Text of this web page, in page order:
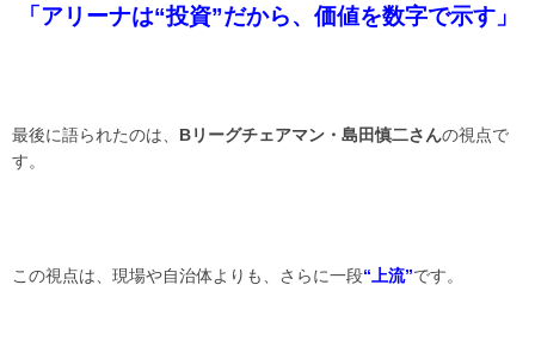
「アリーナは“投資”だから、価値を数字で示す」
最後に語られたのは、 Bリーグチェアマン・島田慎二さんの視点で
す。
この視点は、現場や自治体よりも、さらに一段“上流”です。